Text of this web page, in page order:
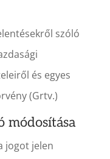
szóló
és egyes
(Grtv.)
módosítása
jogot jelen